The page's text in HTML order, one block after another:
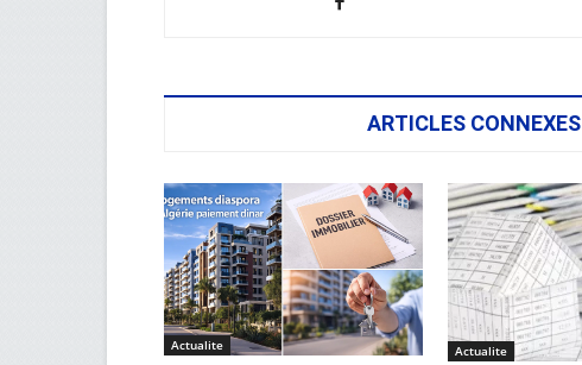
ARTICLES CONNEXES
Actualite Actualite